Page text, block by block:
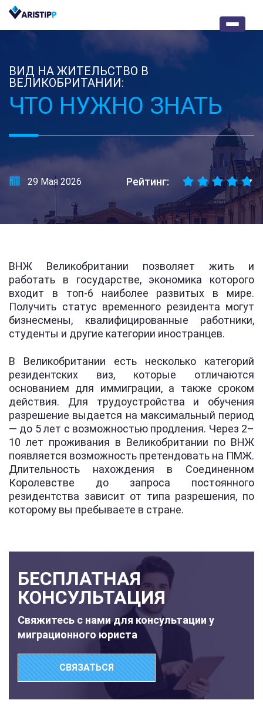
ВИД НА ЖИТЕЛЬСТВО В
ВЕЛИКОБРИТАНИИ:
ЧТО НУЖНО ЗНАТЬ
29 Мая 2026 Рейтинг:
ВНЖ Великобритании позволяет жить и
работать в государстве, экономика которого
входит в топ-6 наиболее развитых в мире.
Получить статус временного резидента могут
бизнесмены, квалифицированные работники,
студенты и другие категории иностранцев.
В Великобритании есть несколько категорий
резидентских виз, которые отличаются
основанием для иммиграции, а также сроком
действия. Для трудоустройства и обучения
разрешение выдается на максимальный период
— до 5 лет с возможностью продления. Через 2–
10 лет проживания в Великобритании по ВНЖ
появляется возможность претендовать на ПМЖ.
Длительность нахождения в Соединенном
Королевстве до запроса постоянного
резидентства зависит от типа разрешения, по
которому вы пребываете в стране.
БЕСПЛАТНАЯ
КОНСУЛЬТАЦИЯ
Свяжитесь с нами для консультации у
миграционного юриста
СВЯЗАТЬСЯ